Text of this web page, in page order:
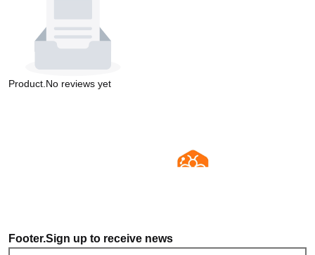
Product.No reviews yet
Footer.Sign up to receive news